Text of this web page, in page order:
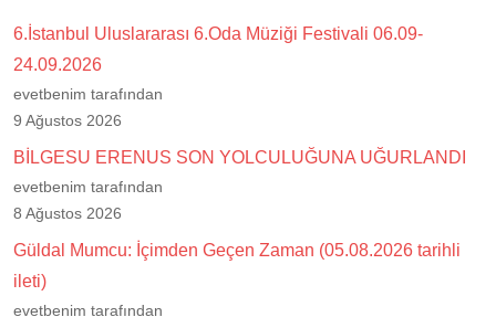
6.İstanbul Uluslararası 6.Oda Müziği Festivali 06.09-
24.09.2026
evetbenim tarafından
9 Ağustos 2026
BİLGESU ERENUS SON YOLCULUĞUNA UĞURLANDI
evetbenim tarafından
8 Ağustos 2026
Güldal Mumcu: İçimden Geçen Zaman (05.08.2026 tarihli
ileti)
evetbenim tarafından